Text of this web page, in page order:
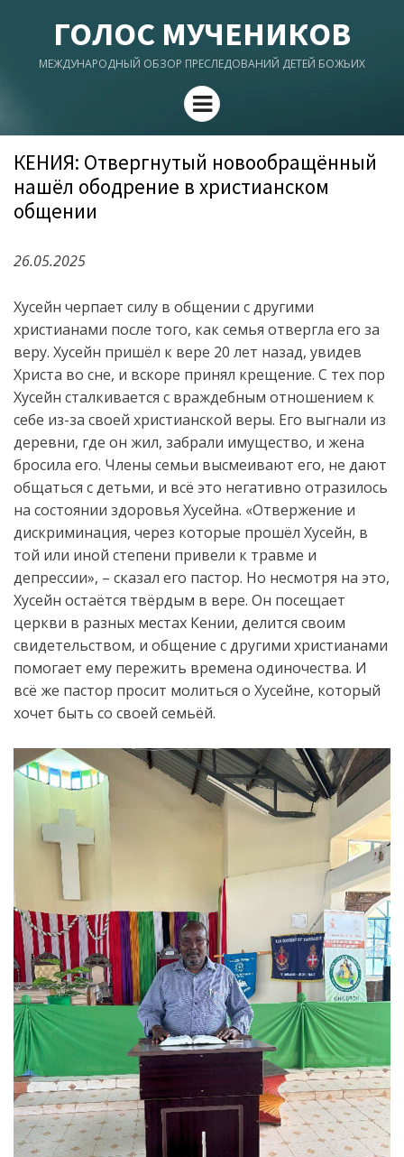
ГОЛОС МУЧЕНИКОВ
МЕЖДУНАРОДНЫЙ ОБЗОР ПРЕСЛЕДОВАНИЙ ДЕТЕЙ БОЖЬИХ
Menu
КЕНИЯ: Отвергнутый новообращённый
нашёл ободрение в христианском
общении
26.05.2025
Хусейн черпает силу в общении с другими
христианами после того, как семья отвергла его за
веру. Хусейн пришёл к вере 20 лет назад, увидев
Христа во сне, и вскоре принял крещение. С тех пор
Хусейн сталкивается с враждебным отношением к
себе из-за своей христианской веры. Его выгнали из
деревни, где он жил, забрали имущество, и жена
бросила его. Члены семьи высмеивают его, не дают
общаться с детьми, и всё это негативно отразилось
на состоянии здоровья Хусейна. «Отвержение и
дискриминация, через которые прошёл Хусейн, в
той или иной степени привели к травме и
депрессии», – сказал его пастор. Но несмотря на это,
Хусейн остаётся твёрдым в вере. Он посещает
церкви в разных местах Кении, делится своим
свидетельством, и общение с другими христианами
помогает ему пережить времена одиночества. И
всё же пастор просит молиться о Хусейне, который
хочет быть со своей семьёй.